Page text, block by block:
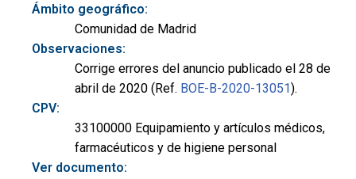
Ámbito geográfico:
Comunidad de Madrid
Observaciones:
Corrige errores del anuncio publicado el 28 de
abril de 2020 (Ref. BOE-B-2020-13051).
CPV:
33100000 Equipamiento y artículos médicos,
farmacéuticos y de higiene personal
Ver documento: